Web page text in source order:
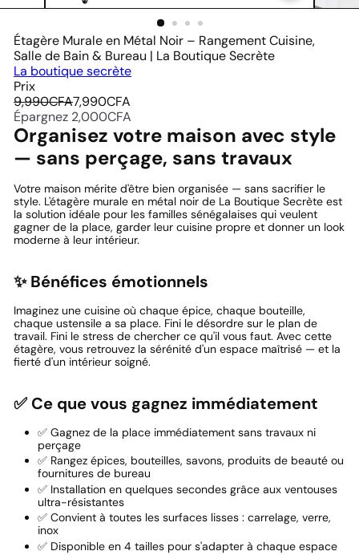
Étagère Murale en Métal Noir – Rangement Cuisine,
Salle de Bain & Bureau | La Boutique Secrète
La boutique secrète
Prix
Prix
régulier
9,990CFA
Prix
réduit
7,990CFA
Épargnez 2,000CFA
Organisez votre maison avec style
— sans perçage, sans travaux
Votre maison mérite d'être bien organisée — sans sacrifier le
style. L'étagère murale en métal noir de La Boutique Secrète est
la solution idéale pour les familles sénégalaises qui veulent
gagner de la place, garder leur cuisine propre et donner un look
moderne à leur intérieur.
✨ Bénéfices émotionnels
Imaginez une cuisine où chaque épice, chaque bouteille,
chaque ustensile a sa place. Fini le désordre sur le plan de
travail. Fini le stress de chercher ce qu'il vous faut. Avec cette
étagère, vous retrouvez la sérénité d'un espace maîtrisé — et la
fierté d'un intérieur soigné.
✅ Ce que vous gagnez immédiatement
✅ Gagnez de la place immédiatement sans travaux ni
perçage
✅ Rangez épices, bouteilles, savons, produits de beauté ou
fournitures de bureau
✅ Installation en quelques secondes grâce aux ventouses
ultra-résistantes
✅ Convient à toutes les surfaces lisses : carrelage, verre,
inox
✅ Disponible en 4 tailles pour s'adapter à chaque espace